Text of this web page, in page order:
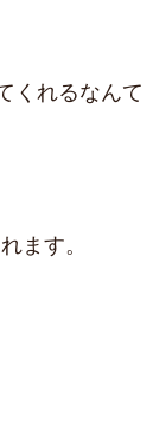
くれるなんて
ます。